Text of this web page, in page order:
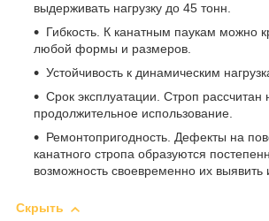
выдерживать нагрузку до 45 тонн.
Гибкость. К канатным паукам можно
любой формы и размеров.
Устойчивость к динамическим
Срок эксплуатации. Строп рассчитан
продолжительное использование.
Ремонтопригодность. Дефекты на
канатного стропа образуются
возможность своевременно их выявить
Скрыть